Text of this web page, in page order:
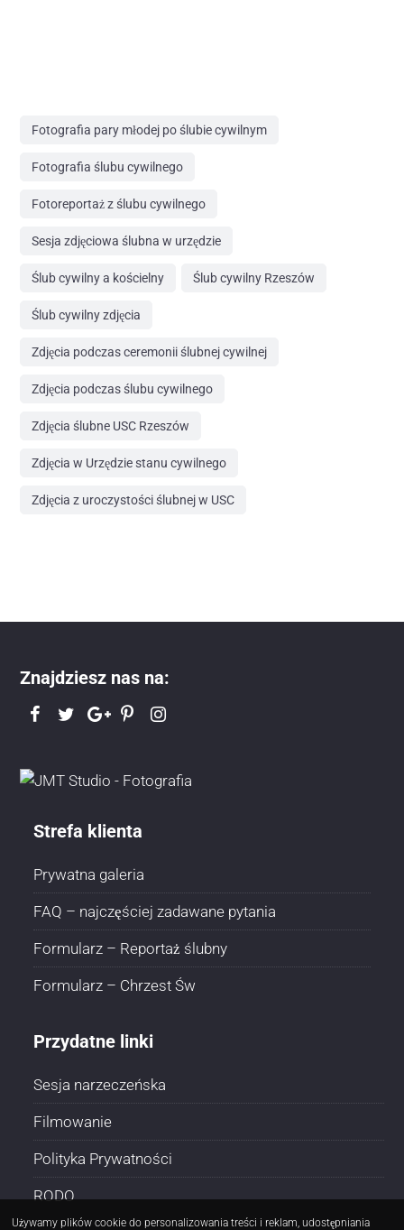
Fotografia pary młodej po ślubie cywilnym
Fotografia ślubu cywilnego
Fotoreportaż z ślubu cywilnego
Sesja zdjęciowa ślubna w urzędzie
Ślub cywilny a kościelny Ślub cywilny Rzeszów
Ślub cywilny zdjęcia
Zdjęcia podczas ceremonii ślubnej cywilnej
Zdjęcia podczas ślubu cywilnego
Zdjęcia ślubne USC Rzeszów
Zdjęcia w Urzędzie stanu cywilnego
Zdjęcia z uroczystości ślubnej w USC
Znajdziesz nas na:
Strefa klienta
Prywatna galeria
FAQ – najczęściej zadawane pytania
Formularz – Reportaż ślubny
Formularz – Chrzest Św
Przydatne linki
Sesja narzeczeńska
Filmowanie
Polityka Prywatności
RODO
Używamy plików cookie do personalizowania treści i reklam, udostępniania